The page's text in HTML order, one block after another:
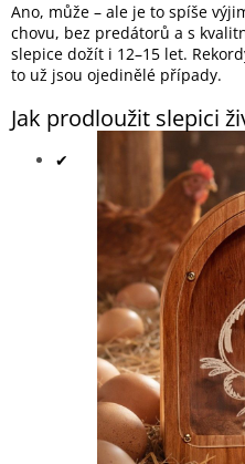
Ano, může – ale je to spíše
chovu, bez predátorů a s
slepice dožít i 12–15 let.
to už jsou ojedinělé případy.
Jak prodloužit slepici
✔